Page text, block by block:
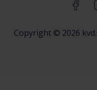
Copyright © 2026